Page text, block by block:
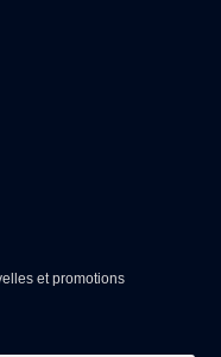
et promotions